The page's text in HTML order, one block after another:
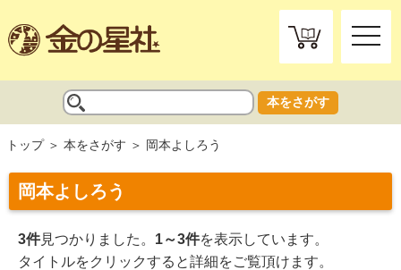
toggle
本をさがす
トップ 本をさがす 岡本よしろう
岡本よしろう
3件見つかりました。 1～3件を表示しています。
タイトルをクリックすると詳細をご覧頂けます。